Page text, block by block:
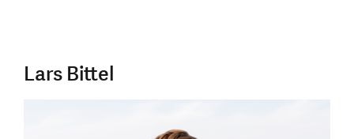
Lars Bittel